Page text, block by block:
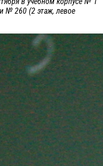
№ 260 (2 этаж, левое